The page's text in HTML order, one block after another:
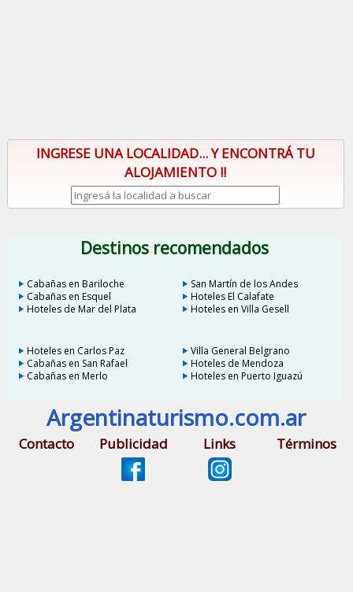
INGRESE UNA LOCALIDAD... Y ENCONTRÁ TU
ALOJAMIENTO !!
Destinos recomendados
Cabañas en Bariloche
San Martín de los Andes
Cabañas en Esquel
Hoteles El Calafate
Hoteles de Mar del Plata
Hoteles en Villa Gesell
Hoteles en Carlos Paz
Villa General Belgrano
Cabañas en San Rafael
Hoteles de Mendoza
Cabañas en Merlo
Hoteles en Puerto Iguazú
Argentinaturismo.com.ar
Contacto Publicidad Links Términos